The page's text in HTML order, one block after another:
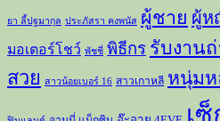
ยา ลี้ปฐมากุล ประภัสรา คงพนัส ผู้ชาย ผู้ห
มอเตอร์โชว์ พัชชี่ พิธีกร รับงาน
สวย สาวน้อยเบอร์ 16 สาวเกาหลี หนุ่มห
เ